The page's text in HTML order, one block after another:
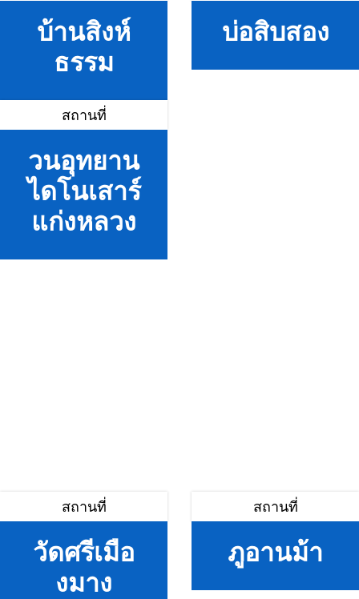
บ้านสิงห์
ธรรม
บ่อสิบสอง
สถานที่
วนอุทยาน
ไดโนเสาร์
แก่งหลวง
สถานที่
วัดศรีเมือ
งมาง
สถานที่
ภูอานม้า